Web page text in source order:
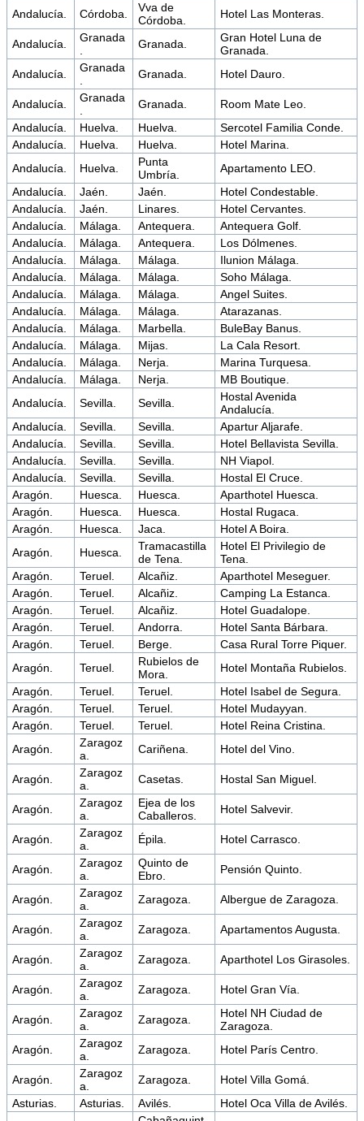
Andalucía.
Córdoba.
Vva de
Córdoba.
Hotel Las Monteras.
Andalucía.
Granada
Granada.
Gran Hotel Luna de
Granada.
Andalucía.
Granada
Granada. Hotel Dauro.
Andalucía.
Granada
Granada.
Room Mate Leo.
Andalucía.
Huelva. Huelva.
Sercotel Familia Conde.
Andalucía.
Huelva. Huelva.
Hotel Marina.
Andalucía.
Huelva.
Punta
Umbría.
Apartamento LEO.
Andalucía.
Jaén. Jaén.
Hotel Condestable.
Andalucía.
Jaén. Linares.
Hotel Cervantes.
Andalucía.
Málaga. Antequera.
Antequera Golf.
Andalucía.
Málaga. Antequera.
Los Dólmenes.
Andalucía.
Málaga. Málaga.
Ilunion Málaga.
Andalucía.
Málaga. Málaga.
Soho Málaga.
Andalucía.
Málaga. Málaga.
Angel Suites.
Andalucía.
Málaga. Málaga.
Atarazanas.
Andalucía.
Málaga. Marbella.
BuleBay Banus.
Andalucía.
Málaga. Mijas.
La Cala Resort.
Andalucía.
Málaga. Nerja.
Marina Turquesa.
Andalucía.
Málaga. Nerja.
MB Boutique.
Andalucía.
Sevilla. Sevilla.
Hostal Avenida
Andalucía.
Andalucía.
Sevilla. Sevilla.
Apartur Aljarafe.
Andalucía.
Sevilla. Sevilla.
Hotel Bellavista Sevilla.
Andalucía.
Sevilla. Sevilla.
NH Viapol.
Andalucía.
Sevilla. Sevilla.
Hostal El Cruce.
Aragón.
Huesca. Huesca.
Aparthotel Huesca.
Aragón.
Huesca. Huesca.
Hostal Rugaca.
Aragón.
Huesca. Jaca.
Hotel A Boira.
Aragón.
Huesca.
Tramacastilla
de Tena.
Hotel El Privilegio de
Tena.
Aragón.
Teruel. Alcañiz.
Aparthotel Meseguer.
Aragón.
Teruel. Alcañiz.
Camping La Estanca.
Aragón.
Teruel. Alcañiz.
Hotel Guadalope.
Aragón.
Teruel. Andorra.
Hotel Santa Bárbara.
Aragón.
Teruel. Berge.
Casa Rural Torre Piquer.
Aragón.
Teruel.
Rubielos de
Mora.
Hotel Montaña Rubielos.
Aragón.
Teruel. Teruel.
Hotel Isabel de Segura.
Aragón.
Teruel. Teruel.
Hotel Mudayyan.
Aragón.
Teruel. Teruel.
Hotel Reina Cristina.
Aragón.
Zaragoz
a.
Cariñena. Hotel del Vino.
Aragón.
Zaragoz
a.
Casetas. Hostal San Miguel.
Aragón.
Zaragoz
a.
Ejea de los
Caballeros.
Hotel Salvevir.
Aragón.
Zaragoz
a.
Épila. Hotel Carrasco.
Aragón.
Zaragoz
a.
Quinto de
Ebro.
Pensión Quinto.
Aragón.
Zaragoz
a.
Zaragoza. Albergue de Zaragoza.
Aragón.
Zaragoz
a.
Zaragoza. Apartamentos Augusta.
Aragón.
Zaragoz
a.
Zaragoza. Aparthotel Los Girasoles.
Aragón.
Zaragoz
a.
Zaragoza. Hotel Gran Vía.
Aragón.
Zaragoz
a.
Zaragoza.
Hotel NH Ciudad de
Zaragoza.
Aragón.
Zaragoz
a.
Zaragoza. Hotel París Centro.
Aragón.
Zaragoz
a.
Zaragoza.
Hotel Villa Gomá.
Asturias.
Asturias. Avilés.
Hotel Oca Villa de Avilés.